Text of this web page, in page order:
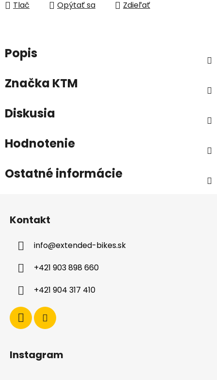
Tlač Opýtať sa Zdieľať
Popis
Značka KTM
Diskusia
Hodnotenie
Ostatné informácie
Kontakt
info@extended-bikes.sk
+421 903 898 660
+421 904 317 410
Instagram